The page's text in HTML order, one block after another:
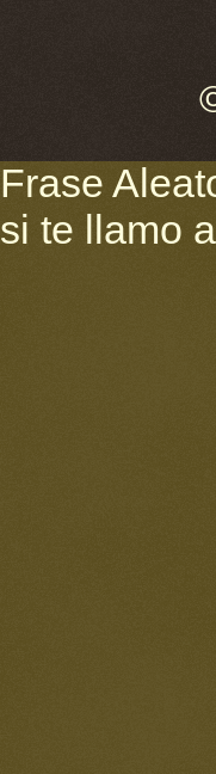
Frase
si te llamo